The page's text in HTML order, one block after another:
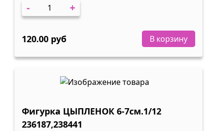
- +
120.00 руб В корзину
Фигурка ЦЫПЛЕНОК 6-7см.1/12
236187,238441